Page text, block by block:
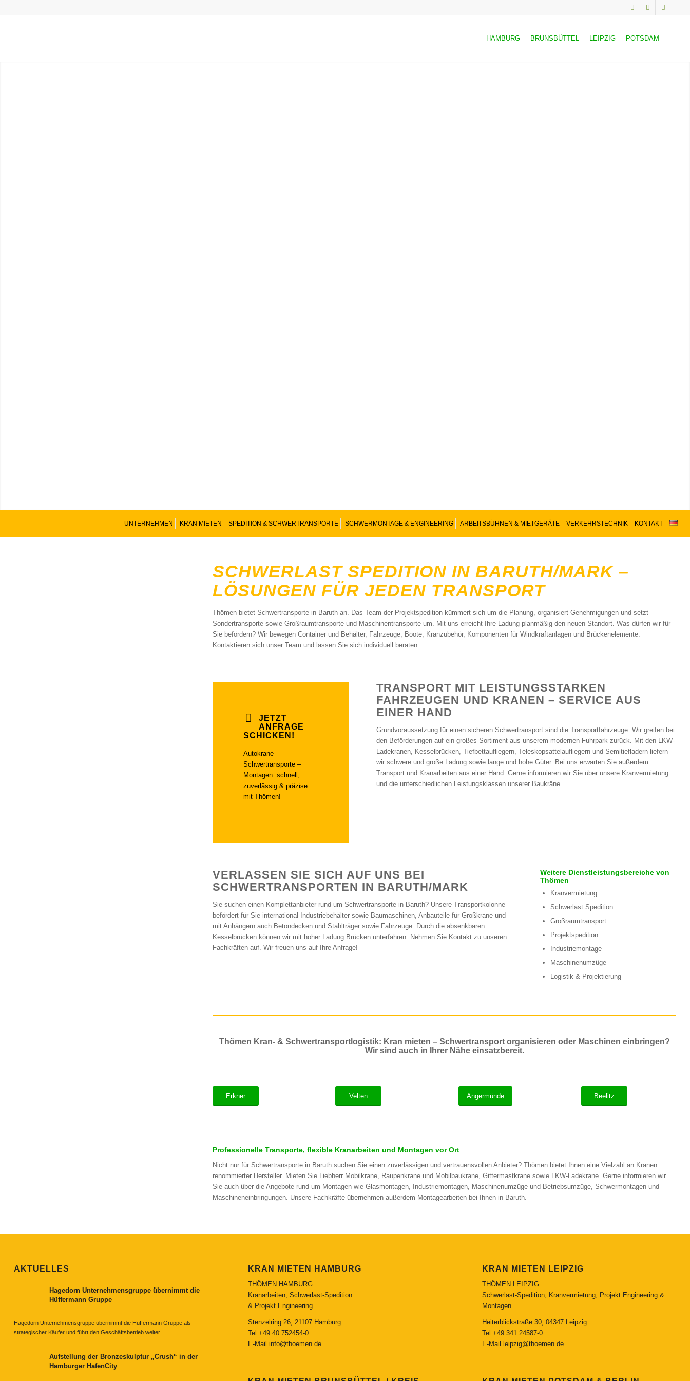
HAMBURG BRUNSBÜTTEL LEIPZIG POTSDAM
UNTERNEHMEN KRAN MIETEN SPEDITION & SCHWERTRANSPORTE SCHWERMONTAGE & ENGINEERING ARBEITSBÜHNEN & MIETGERÄTE VERKEHRSTECHNIK KONTAKT
SCHWERLAST SPEDITION IN BARUTH/MARK –
LÖSUNGEN FÜR JEDEN TRANSPORT
Thömen bietet Schwertransporte in Baruth an. Das Team der Projektspedition kümmert sich um die Planung, organisiert Genehmigungen und setzt
Sondertransporte sowie Großraumtransporte und Maschinentransporte um. Mit uns erreicht Ihre Ladung planmäßig den neuen Standort. Was dürfen wir für
Sie befördern? Wir bewegen Container und Behälter, Fahrzeuge, Boote, Kranzubehör, Komponenten für Windkraftanlagen und Brückenelemente.
Kontaktieren sich unser Team und lassen Sie sich individuell beraten.
JETZT
ANFRAGE
SCHICKEN!
Autokrane –
Schwertransporte –
Montagen: schnell,
zuverlässig & präzise
mit Thömen!
TRANSPORT MIT LEISTUNGSSTARKEN
FAHRZEUGEN UND KRANEN – SERVICE AUS
EINER HAND
Grundvoraussetzung für einen sicheren Schwertransport sind die Transportfahrzeuge. Wir greifen bei
den Beförderungen auf ein großes Sortiment aus unserem modernen Fuhrpark zurück. Mit den LKW-
Ladekranen, Kesselbrücken, Tiefbettaufliegern, Teleskopsattelaufliegern und Semitiefladern liefern
wir schwere und große Ladung sowie lange und hohe Güter. Bei uns erwarten Sie außerdem
Transport und Kranarbeiten aus einer Hand. Gerne informieren wir Sie über unsere Kranvermietung
und die unterschiedlichen Leistungsklassen unserer Baukräne.
VERLASSEN SIE SICH AUF UNS BEI
SCHWERTRANSPORTEN IN BARUTH/MARK
Sie suchen einen Komplettanbieter rund um Schwertransporte in Baruth? Unsere Transportkolonne
befördert für Sie international Industriebehälter sowie Baumaschinen, Anbauteile für Großkrane und
mit Anhängern auch Betondecken und Stahlträger sowie Fahrzeuge. Durch die absenkbaren
Kesselbrücken können wir mit hoher Ladung Brücken unterfahren. Nehmen Sie Kontakt zu unseren
Fachkräften auf. Wir freuen uns auf Ihre Anfrage!
Weitere Dienstleistungsbereiche von
Thömen
Kranvermietung
Schwerlast Spedition
Großraumtransport
Projektspedition
Industriemontage
Maschinenumzüge
Logistik & Projektierung
Thömen Kran- & Schwertransportlogistik: Kran mieten – Schwertransport organisieren oder Maschinen einbringen?
Wir sind auch in Ihrer Nähe einsatzbereit.
Erkner Velten Angermünde Beelitz
Professionelle Transporte, flexible Kranarbeiten und Montagen vor Ort
Nicht nur für Schwertransporte in Baruth suchen Sie einen zuverlässigen und vertrauensvollen Anbieter? Thömen bietet Ihnen eine Vielzahl an Kranen
renommierter Hersteller. Mieten Sie Liebherr Mobilkrane, Raupenkrane und Mobilbaukrane, Gittermastkrane sowie LKW-Ladekrane. Gerne informieren wir
Sie auch über die Angebote rund um Montagen wie Glasmontagen, Industriemontagen, Maschinenumzüge und Betriebsumzüge, Schwermontagen und
Maschineneinbringungen. Unsere Fachkräfte übernehmen außerdem Montagearbeiten bei Ihnen in Baruth.
AKTUELLES
Hagedorn Unternehmensgruppe übernimmt die
Hüffermann Gruppe
Hagedorn Unternehmensgruppe übernimmt die Hüffermann Gruppe als
strategischer Käufer und führt den Geschäftsbetrieb weiter.
Aufstellung der Bronzeskulptur „Crush“ in der
Hamburger HafenCity
KRAN MIETEN HAMBURG
THÖMEN HAMBURG
Kranarbeiten, Schwerlast-Spedition
& Projekt Engineering
Stenzelring 26, 21107 Hamburg
Tel +49 40 752454-0
E-Mail info@thoemen.de
KRAN MIETEN LEIPZIG
THÖMEN LEIPZIG
Schwerlast-Spedition, Kranvermietung, Projekt Engineering &
Montagen
Heiterblickstraße 30, 04347 Leipzig
Tel +49 341 24587-0
E-Mail
leipzig@thoemen.de